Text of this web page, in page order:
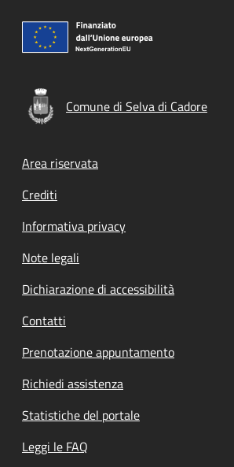
Comune di Selva di Cadore
Footer menu
Area riservata
Crediti
Informativa privacy
Note legali
Dichiarazione di accessibilità
Contatti
Prenotazione appuntamento
Richiedi assistenza
Statistiche del portale
Leggi le FAQ